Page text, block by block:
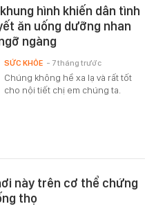
hình khiến dân tình
ăn uống dưỡng nhan
ngàng
Chúng không hề xa lạ và rất tốt
cho nội tiết chị em chúng ta.
SỨC KHỎE - 7 tháng trước
này trên cơ thể chứng
thọ